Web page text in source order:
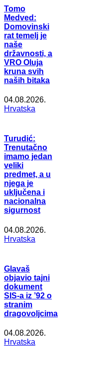
Tomo
Medved:
Domovinski
rat temelj je
naše
državnosti, a
VRO Oluja
kruna svih
naših bitaka
04.08.2026.
Hrvatska
Turudić:
Trenutačno
imamo jedan
veliki
predmet, a u
njega je
uključena i
nacionalna
sigurnost
04.08.2026.
Hrvatska
Glavaš
objavio tajni
dokument
SIS-a iz ’92 o
stranim
dragovoljcima
04.08.2026.
Hrvatska